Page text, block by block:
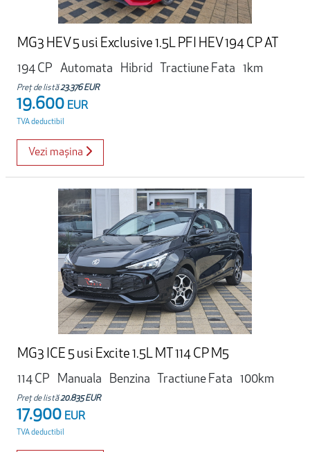
MG3 HEV 5 usi Exclusive 1.5L PFI HEV 194 CP AT
194 CP
Automata Hibrid Tractiune Fata 1km
Preț de listă23.376 EUR
19.600 EUR
TVA deductibil
Vezi mașina
MG3 ICE 5 usi Excite 1.5L MT 114 CP M5
114 CP
Manuala Benzina Tractiune Fata 100km
Preț de listă20.835 EUR
17.900 EUR
TVA deductibil